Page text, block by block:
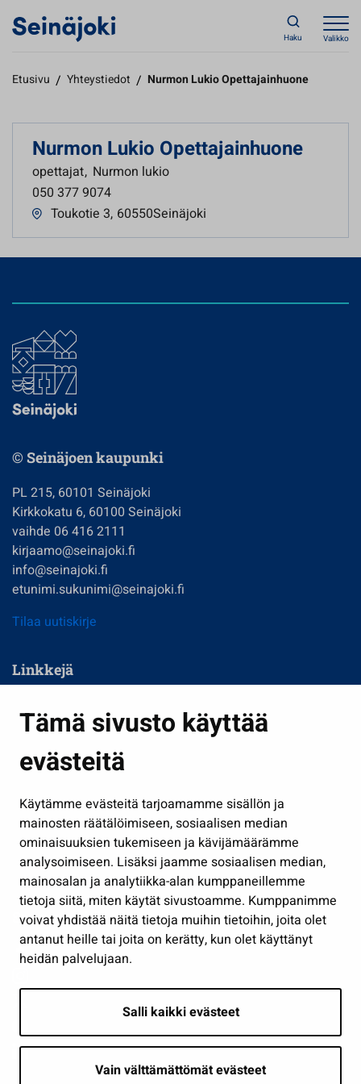
Tämä sivusto käyttää
evästeitä
Käytämme evästeitä tarjoamamme sisällön ja
mainosten räätälöimiseen, sosiaalisen median
ominaisuuksien tukemiseen ja kävijämäärämme
analysoimiseen. Lisäksi jaamme sosiaalisen median,
mainosalan ja analytiikka-alan kumppaneillemme
tietoja siitä, miten käytät sivustoamme. Kumppanimme
voivat yhdistää näitä tietoja muihin tietoihin, joita olet
antanut heille tai joita on kerätty, kun olet käyttänyt
heidän palvelujaan.
Salli kaikki evästeet
Vain välttämättömät evästeet
Haku Valikko
Etusivu / Yhteystiedot / Nurmon Lukio Opettajainhuone
Nurmon Lukio Opettajainhuone
opettajat, Nurmon lukio
050 377 9074
Toukotie 3, 60550Seinäjoki
© Seinäjoen kaupunki
PL 215, 60101 Seinäjoki
Kirkkokatu 6, 60100 Seinäjoki
vaihde 06 416 2111
kirjaamo@seinajoki.fi
info@seinajoki.fi
etunimi.sukunimi@seinajoki.fi
Tilaa uutiskirje
Linkkejä
Kasvatus ja opetus
Kulttuuri ja liikunta
Työ ja yrittäminen
Osallistu ja asioi
Näytä omat evästeasetukseni
Seuraa meitä